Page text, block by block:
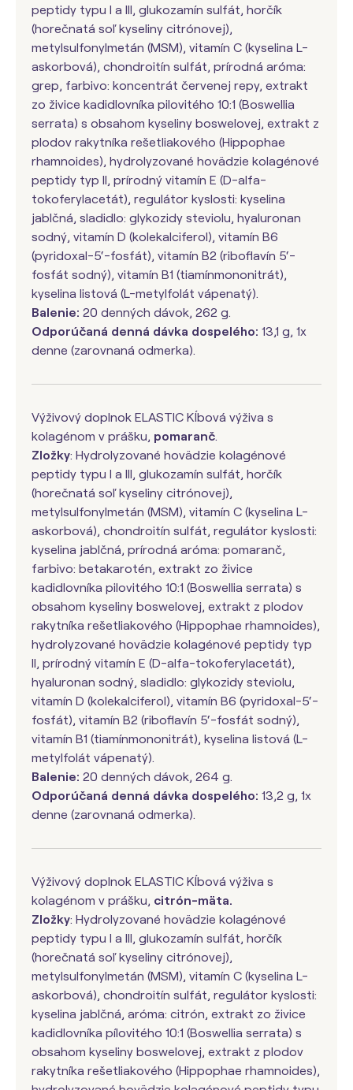
peptidy typu I a III, glukozamín sulfát, horčík
(horečnatá soľ kyseliny citrónovej),
metylsulfonylmetán (MSM), vitamín C (kyselina L-
askorbová), chondroitín sulfát, prírodná aróma:
grep, farbivo: koncentrát červenej repy, extrakt
zo živice kadidlovníka pilovitého 10:1 (Boswellia
serrata) s obsahom kyseliny boswelovej, extrakt z
plodov rakytníka rešetliakového (Hippophae
rhamnoides), hydrolyzované hovädzie kolagénové
peptidy typ II, prírodný vitamín E (D-alfa-
tokoferylacetát), regulátor kyslosti: kyselina
jablčná, sladidlo: glykozidy steviolu, hyaluronan
sodný, vitamín D (kolekalciferol), vitamín B6
(pyridoxal-5‘-fosfát), vitamín B2 (riboflavín 5‘-
fosfát sodný), vitamín B1 (tiamínmononitrát),
kyselina listová (L-metylfolát vápenatý).
Balenie: 20 denných dávok, 262 g.
Odporúčaná denná dávka dospelého: 13,1 g, 1x
denne (zarovnaná odmerka).
Výživový doplnok ELASTIC Kĺbová výživa s
kolagénom v prášku, pomaranč.
Zložky: Hydrolyzované hovädzie kolagénové
peptidy typu I a III, glukozamín sulfát, horčík
(horečnatá soľ kyseliny citrónovej),
metylsulfonylmetán (MSM), vitamín C (kyselina L-
askorbová), chondroitín sulfát, regulátor kyslosti:
kyselina jablčná, prírodná aróma: pomaranč,
farbivo: betakarotén, extrakt zo živice
kadidlovníka pilovitého 10:1 (Boswellia serrata) s
obsahom kyseliny boswelovej, extrakt z plodov
rakytníka rešetliakového (Hippophae rhamnoides),
hydrolyzované hovädzie kolagénové peptidy typ
II, prírodný vitamín E (D-alfa-tokoferylacetát),
hyaluronan sodný, sladidlo: glykozidy steviolu,
vitamín D (kolekalciferol), vitamín B6 (pyridoxal-5‘-
fosfát), vitamín B2 (riboflavín 5‘-fosfát sodný),
vitamín B1 (tiamínmononitrát), kyselina listová (L-
metylfolát vápenatý).
Balenie: 20 denných dávok, 264 g.
Odporúčaná denná dávka dospelého: 13,2 g, 1x
denne (zarovnaná odmerka).
Výživový doplnok ELASTIC Kĺbová výživa s
kolagénom v prášku, citrón-mäta.
Zložky: Hydrolyzované hovädzie kolagénové
peptidy typu I a III, glukozamín sulfát, horčík
(horečnatá soľ kyseliny citrónovej),
metylsulfonylmetán (MSM), vitamín C (kyselina L-
askorbová), chondroitín sulfát, regulátor kyslosti:
kyselina jablčná, aróma: citrón, extrakt zo živice
kadidlovníka pílovitého 10:1 (Boswellia serrata) s
obsahom kyseliny boswelovej, extrakt z plodov
rakytníka rešetliakového (Hippophae rhamnoides),